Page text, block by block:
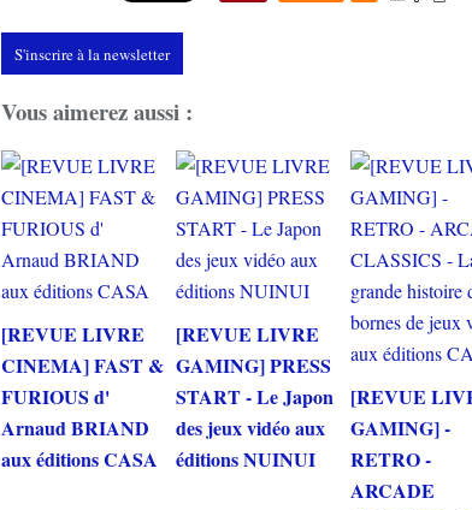
S'inscrire à la newsletter
Vous aimerez aussi :
[REVUE LIVRE
CINEMA] FAST &
FURIOUS d'
Arnaud BRIAND
aux éditions CASA
[REVUE LIVRE
GAMING] PRESS
START - Le Japon
des jeux vidéo aux
éditions NUINUI
[REVUE
GAMING] -
RETRO -
ARCADE